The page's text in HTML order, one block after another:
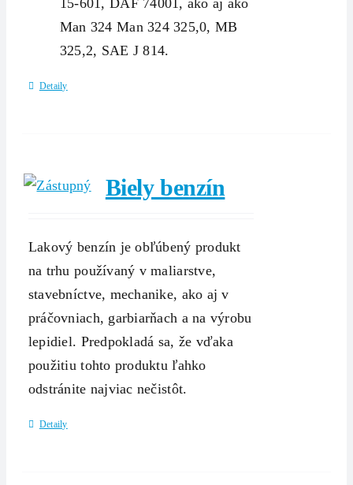
15-601, DAF 74001, ako aj ako
Man 324 Man 324 325,0, MB
325,2, SAE J 814.
Detaily
Biely benzín
Lakový benzín je obľúbený produkt
na trhu používaný v maliarstve,
stavebníctve, mechanike, ako aj v
práčovniach, garbiarňach a na výrobu
lepidiel. Predpokladá sa, že vďaka
použitiu tohto produktu ľahko
odstránite najviac nečistôt.
Detaily